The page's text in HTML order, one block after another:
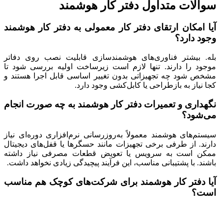
سوالات متداول دفتر کار هوشمند
آیا امکان ارتقای دفتر کار معمولی به دفتر کار هوشمند
وجود دارد؟
بله. بیشتر فناوری‌های هوشمندسازی قابلیت نصب روی دفاتر
موجود را دارند. تنها لازم است زیرساخت اولیه بررسی شود تا
مشخص شود چه تجهیزاتی بدون تغییر اساسی قابل اجرا هستند و
کجا نیاز به بازطراحی یا کابل‌کشی وجود دارد.
نگهداری و تعمیرات دفتر کار هوشمند به چه صورت انجام
می‌شود؟
سیستم‌های هوشمند معمولاً به‌روزرسانی نرم‌افزاری دوره‌ای نیاز
دارند. از طرفی برخی تجهیزات مانند حسگرها یا قفل‌های دیجیتال
ممکن است به سرویس یا تعویض قطعات مصرفی نیاز داشته
باشند. با پشتیبانی مناسب، این فرآیند پیچیدگی زیادی نخواهد داشت.
آیا دفتر کار هوشمند برای شرکت‌های کوچک هم مناسب
است؟